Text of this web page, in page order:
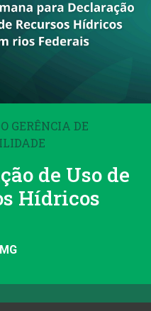
GERÊNCIA DE
de Uso de
Hídricos